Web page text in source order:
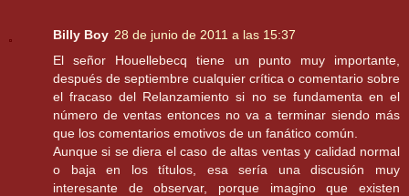
Billy Boy 28 de junio de 2011 a las 15:37
El señor Houellebecq tiene un punto muy importante,
después de septiembre cualquier crítica o comentario sobre
el fracaso del Relanzamiento si no se fundamenta en el
número de ventas entonces no va a terminar siendo más
que los comentarios emotivos de un fanático común.
Aunque si se diera el caso de altas ventas y calidad normal
o baja en los títulos, esa sería una discusión muy
interesante de observar, porque imagino que existen